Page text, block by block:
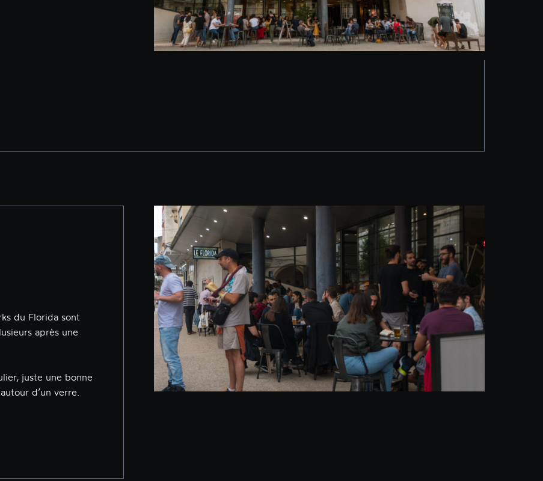
du Florida sont
après une
juste une bonne
d’un verre.